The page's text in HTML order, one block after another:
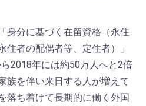
身分に基づく在留資格（永住
住者の配偶者等、定住者）」
2018年には約50万人へと2倍
族を伴い来日する人が増えて
落ち着けて長期的に働く外国